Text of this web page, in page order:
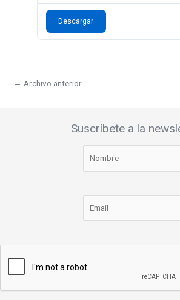
Descargar
← Archivo anterior
Suscríbete a la